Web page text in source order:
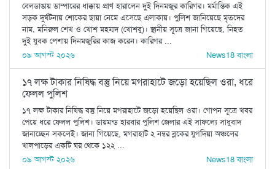
বেলডাঙায় ডাম্পারের ধাক্কায় প্রাণ হারালেন দুই দিনমজুর কারিগর। মর্মান্তিক এই
সড়ক দুর্ঘটনায় শোকের ছায়া নেমে এসেছে এলাকায়। পুলিশ জানিয়েছে মৃতদের
নাম, মনিরুল শেখ ও খোশ মহম্মদ (খোশবু)। স্থানীয় সূত্রে জানা গিয়েছে, নিহত
দুই যুবক পেশায় দিনমজুরির কাজ করেন। কারিগর ...
০৯ আগস্ট ২০২৬
News18 বাংলা
১৭ লক্ষ টাকার নিষিদ্ধ বস্তু নিয়ে মগরাহাটে জড়ো হয়েছিল ওরা, ধরে
ফেলল পুলিশ
১৭ লক্ষ টাকার নিষিদ্ধ বস্তু নিয়ে মগরাহাটে জড়ো হয়েছিল ওরা। গোপন সূত্রে খবর
পেয়ে ধরে ফেলল পুলিশ। ডায়মন্ড হারবার পুলিশ জেলার এই সাফল্যে সাধুবাদ
জানাচ্ছেন সকলেই। জানা গিয়েছে, মগরাহাট ২ নম্বর ব্লকের যুগদিয়া অঞ্চলের
খালপাড়ের একটি ঘর থেকে ১২২ ...
০৯ আগস্ট ২০২৬
News18 বাংলা